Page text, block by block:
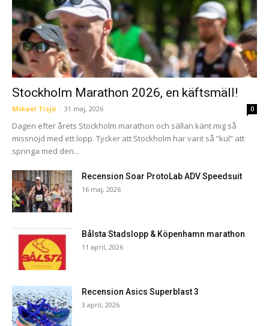
Stockholm Marathon 2026, en käftsmäll!
Mikael Tisjö - 31 maj, 2026 0
Dagen efter årets Stockholm marathon och sällan känt mig så
missnöjd med ett lopp. Tycker att Stockholm har varit så ”kul” att
springa med den...
Recension Soar ProtoLab ADV Speedsuit
16 maj, 2026
Bålsta Stadslopp & Köpenhamn marathon
11 april, 2026
Recension Asics Superblast 3
3 april, 2026